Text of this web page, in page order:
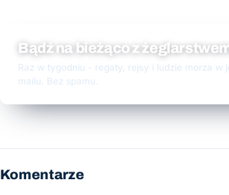
Bądź na bieżąco z żeglarstwem
Raz w tygodniu - regaty, rejsy i ludzie morza w
mailu. Bez spamu.
Komentarze